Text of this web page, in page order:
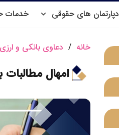
دپارتمان های حقوقی خدمات
خانه / دعاوی بانکی و ارزی
امهال مطالبات